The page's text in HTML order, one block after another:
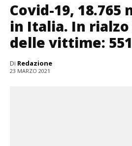
Covid-19, 18.765
in Italia. In
delle vittime: 551
Di Redazione
23 MARZO 2021